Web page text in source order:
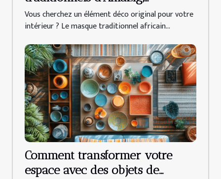
référence de la déco africaine
Vous cherchez un élément déco original pour votre
intérieur ? Le masque traditionnel africain...
Comment transformer votre
espace avec des objets de